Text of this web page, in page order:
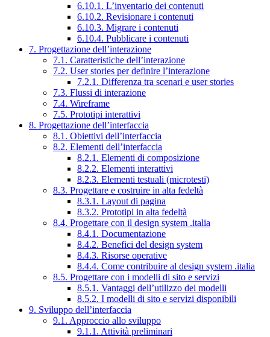
6.10.1. L’inventario dei contenuti
6.10.2. Revisionare i contenuti
6.10.3. Migrare i contenuti
6.10.4. Pubblicare i contenuti
7. Progettazione dell’interazione
7.1. Caratteristiche dell’interazione
7.2. User stories per definire l’interazione
7.2.1. Differenza tra scenari e user stories
7.3. Flussi di interazione
7.4. Wireframe
7.5. Prototipi interattivi
8. Progettazione dell’interfaccia
8.1. Obiettivi dell’interfaccia
8.2. Elementi dell’interfaccia
8.2.1. Elementi di composizione
8.2.2. Elementi interattivi
8.2.3. Elementi testuali (microtesti)
8.3. Progettare e costruire in alta fedeltà
8.3.1. Layout di pagina
8.3.2. Prototipi in alta fedeltà
8.4. Progettare con il design system .italia
8.4.1. Documentazione
8.4.2. Benefici del design system
8.4.3. Risorse operative
8.4.4. Come contribuire al design system .italia
8.5. Progettare con i modelli di sito e servizi
8.5.1. Vantaggi dell’utilizzo dei modelli
8.5.2. I modelli di sito e servizi disponibili
9. Sviluppo dell’interfaccia
9.1. Approccio allo sviluppo
9.1.1. Attività preliminari